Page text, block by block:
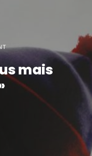
mais